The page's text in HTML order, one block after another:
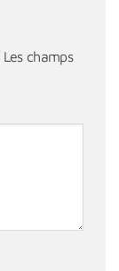
Les champs